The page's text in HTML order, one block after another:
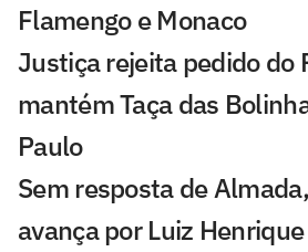
Flamengo e Monaco
Justiça rejeita pedido do
mantém Taça das
Paulo
Sem resposta de
avança por Luiz